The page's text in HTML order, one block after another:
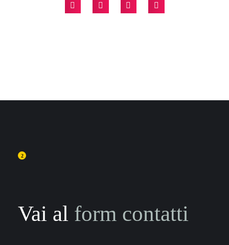
2
Vai al form contatti